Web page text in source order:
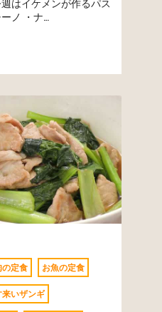
ノ ・ナ…
の定食 お魚の定食
来いザンギ